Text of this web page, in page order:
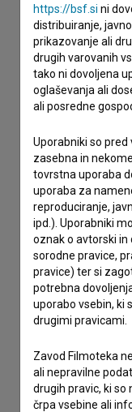
drugo
Sprejemam
zbiranje,
https://bsf.si ni
distribuiranje,
prikazovanje ali
drugih varovanih
tako ni dovoljena
oglaševanja ali
ali posredne
Uporabniki so pred
zasebna in
tovrstna uporaba
uporaba za
reproduciranje,
ipd.). Uporabniki
oznak o avtorski in
sorodne pravice,
pravice) ter si
potrebna
uporabo vsebin, ki
drugimi pravicami.
Zavod Filmoteka
ali nepravilne
drugih pravic, ki so
črpa vsebine ali